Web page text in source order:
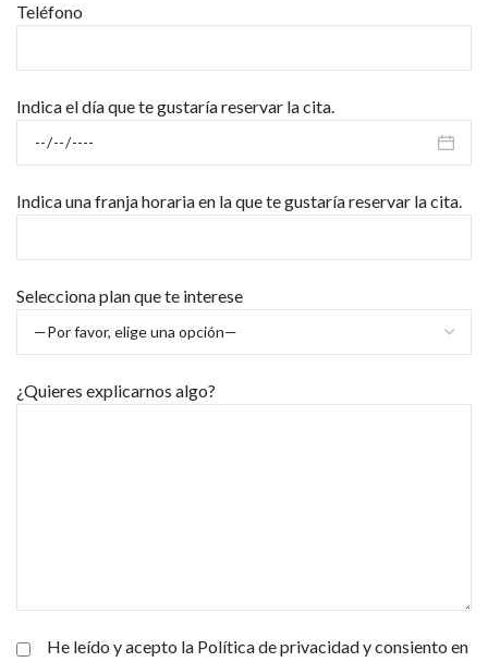
Teléfono
Indica el día que te gustaría reservar la cita.
Indica una franja horaria en la que te gustaría reservar la cita.
Selecciona plan que te interese
¿Quieres explicarnos algo?
He leído y acepto la Política de privacidad y consiento en